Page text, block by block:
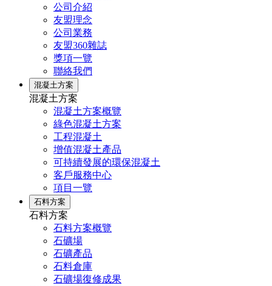
公司介紹
友盟理念
公司業務
友盟360雜誌
獎項一覽
聯絡我們
混凝土方案
混凝土方案
混凝土方案概覽
綠色混凝土方案
工程混凝土
增值混凝土產品
可持續發展的環保混凝土
客戶服務中心
項目一覽
石料方案
石料方案
石料方案概覽
石礦場
石礦產品
石料倉庫
石礦場復修成果